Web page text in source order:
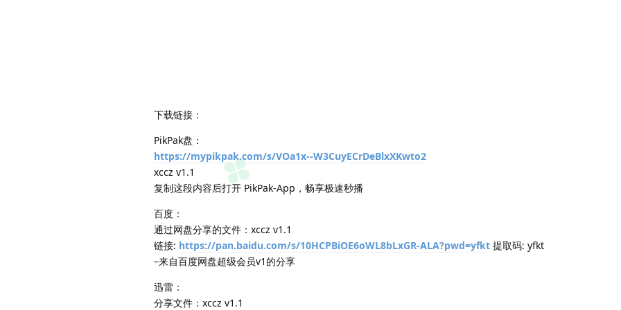
下载链接：
PikPak盘：
https://mypikpak.com/s/VOa1x--W3CuyECrDeBlxXKwto2
xccz v1.1
复制这段内容后打开 PikPak-App，畅享极速秒播
百度：
通过网盘分享的文件：xccz v1.1
链接: https://pan.baidu.com/s/10HCPBiOE6oWL8bLxGR-ALA?pwd=yfkt 提取码: yfkt
–来自百度网盘超级会员v1的分享
迅雷：
分享文件：xccz v1.1